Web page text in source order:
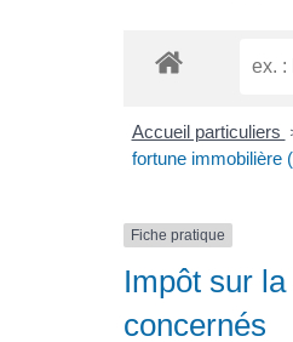
Accueil particuliers
fortune immobilière
Fiche pratique
Impôt sur
concernés